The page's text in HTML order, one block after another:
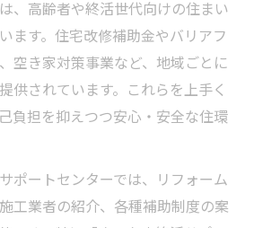
、高齢者や終活世代向けの住まい
ます。住宅改修補助金やバリアフ
空き家対策事業など、地域ごとに
供されています。これらを上手く
負担を抑えつつ安心・安全な住環
ポートセンターでは、リフォーム
工業者の紹介、各種補助制度の案